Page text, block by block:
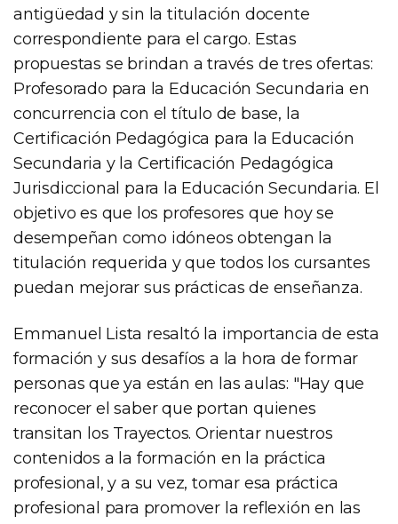
antigüedad y sin la titulación docente
correspondiente para el cargo. Estas
propuestas se brindan a través de tres ofertas:
Profesorado para la Educación Secundaria en
concurrencia con el título de base, la
Certificación Pedagógica para la Educación
Secundaria y la Certificación Pedagógica
Jurisdiccional para la Educación Secundaria. El
objetivo es que los profesores que hoy se
desempeñan como idóneos obtengan la
titulación requerida y que todos los cursantes
puedan mejorar sus prácticas de enseñanza.
Emmanuel Lista resaltó la importancia de esta
formación y sus desafíos a la hora de formar
personas que ya están en las aulas: "Hay que
reconocer el saber que portan quienes
transitan los Trayectos. Orientar nuestros
contenidos a la formación en la práctica
profesional, y a su vez, tomar esa práctica
profesional para promover la reflexión en las